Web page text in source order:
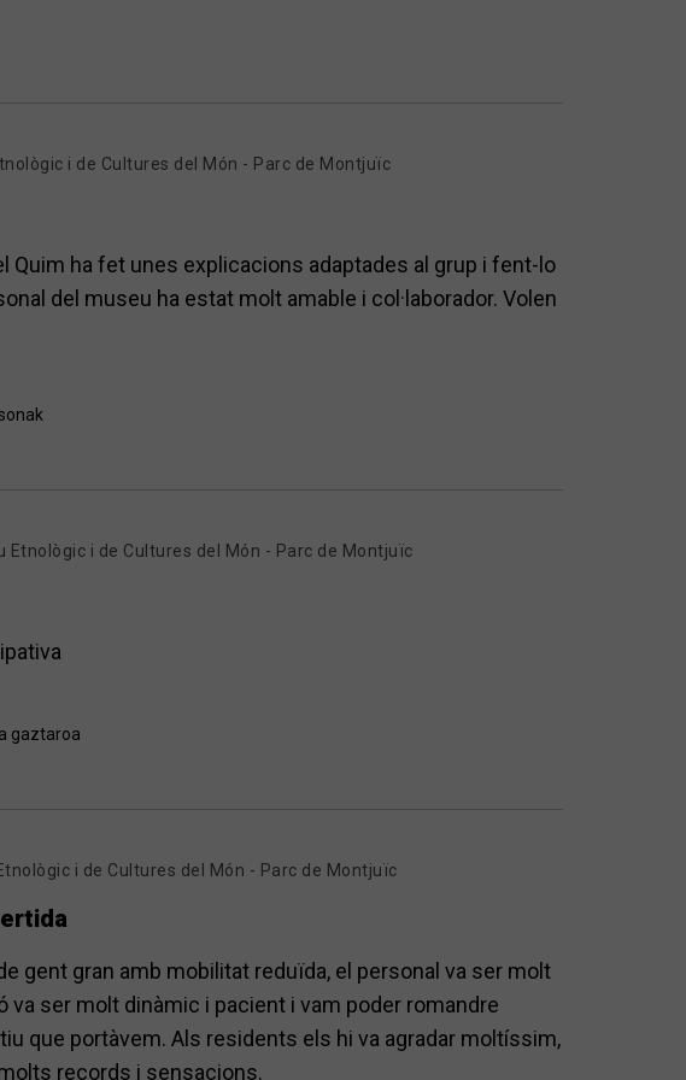
i de Cultures del Món - Parc de Montjuïc
Quim ha fet unes explicacions adaptades al grup i fent-lo
del museu ha estat molt amable i col·laborador. Volen
Etnològic i de Cultures del Món - Parc de Montjuïc
gaztaroa
i de Cultures del Món - Parc de Montjuïc
gent gran amb mobilitat reduïda, el personal va ser molt
va ser molt dinàmic i pacient i vam poder romandre
que portàvem. Als residents els hi va agradar moltíssim,
records i sensacions.